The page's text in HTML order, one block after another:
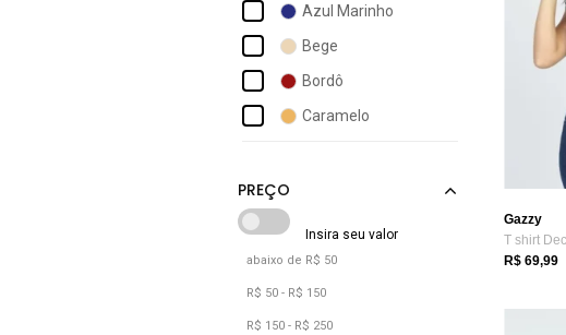
Azul Marinho
Bege
Bordô
Caramelo
Off-white
Preto
Rosa
abaixo de R$ 50
R$ 50 - R$ 150
R$ 150 - R$ 250
Gazzy
R$ 69,99